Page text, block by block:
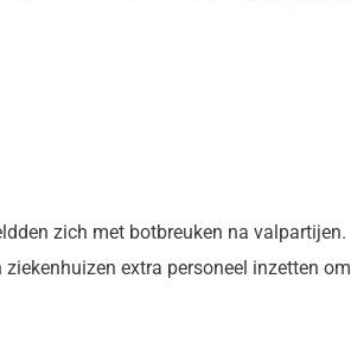
zich met botbreuken na valpartijen.
extra personeel inzetten om